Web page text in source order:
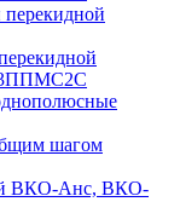
3ППМС2С
шагом
ВКО-Анс, ВКО-